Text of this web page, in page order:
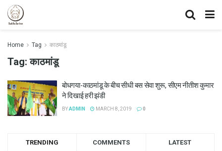
Home Tag काठमांडू
Tag:काठमांडू
बोधगया-काठमांडू के बीच सीधी बस सेवा शुरू, सीएम नीतीश कुमार
ने दिखाई हरी झंडी
BYADMIN MARCH 8, 2019 0
TRENDING COMMENTS LATEST